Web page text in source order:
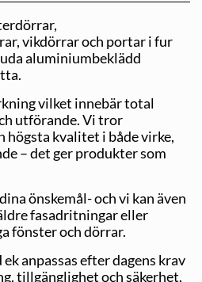
vikdörrar och portar i fur
aluminiumbeklädd
vilket innebär total
utförande. Vi tror
högsta kvalitet i både virke,
– det ger produkter som
önskemål- och vi kan även
fasadritningar eller
fönster och dörrar.
anpassas efter dagens krav
tillgänglighet och säkerhet.